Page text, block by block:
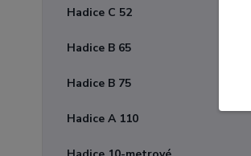
Hadice C 52
Hadice B 65
Hadice B 75
Hadice A 110